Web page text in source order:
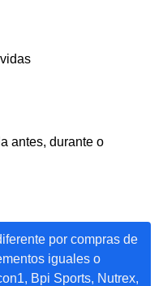
antes, durante o
por compras de
iguales o
Bpi Sports, Nutrex,